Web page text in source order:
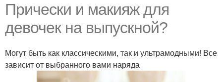
Прически и макияж для
девочек на выпускной?
Могут быть как классическими, так и ультрамодными! Все
зависит от выбранного вами наряда